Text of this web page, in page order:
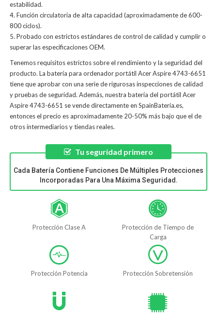
estabilidad.
4. Función circulatoria de alta capacidad (aproximadamente de 600-
800 ciclos).
5. Probado con estrictos estándares de control de calidad y cumplir o
superar las especificaciones OEM.
Tenemos requisitos estrictos sobre el rendimiento y la seguridad del
producto. La batería para ordenador portátil Acer Aspire 4743-6651
tiene que aprobar con una serie de rigurosas inspecciones de calidad
y pruebas de seguridad. Además, nuestra batería del portátil Acer
Aspire 4743-6651 se vende directamente en SpainBateria.es,
entonces el precio es aproximadamente 20-50% más bajo que el de
otros intermediarios y tiendas reales.
Tu seguridad primero
Cada Batería Contiene Funciones De Múltiples Protecciones
Incorporadas Para Una Máxima Seguridad.
Protección Clase A
Protección de Tiempo de
Carga
Protección Potencia Protección Sobretensión